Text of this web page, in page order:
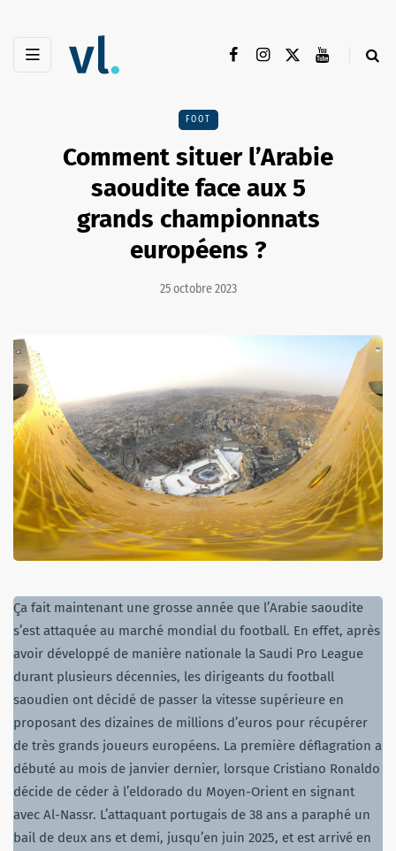
FOOT
Comment situer l’Arabie
saoudite face aux 5
grands championnats
européens ?
25 octobre 2023
Ça fait maintenant une grosse année que l’Arabie saoudite
s’est attaquée au marché mondial du football. En effet, après
avoir développé de manière nationale la Saudi Pro League
durant plusieurs décennies, les dirigeants du football
saoudien ont décidé de passer la vitesse supérieure en
proposant des dizaines de millions d’euros pour récupérer
de très grands joueurs européens. La première déflagration a
débuté au mois de janvier dernier, lorsque Cristiano Ronaldo
décide de céder à l’eldorado du Moyen-Orient en signant
avec Al-Nassr. L’attaquant portugais de 38 ans a paraphé un
bail de deux ans et demi, jusqu’en juin 2025, et est arrivé en